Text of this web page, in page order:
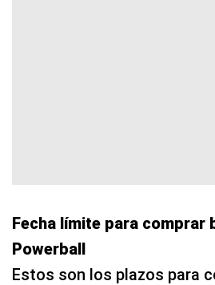
Fecha límite para comprar
Powerball
Estos son los plazos para